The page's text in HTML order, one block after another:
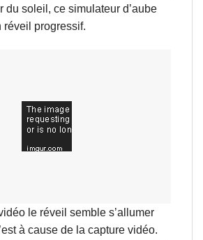
du soleil, ce simulateur d’aube
réveil progressif.
le réveil semble s’allumer
à cause de la capture vidéo.